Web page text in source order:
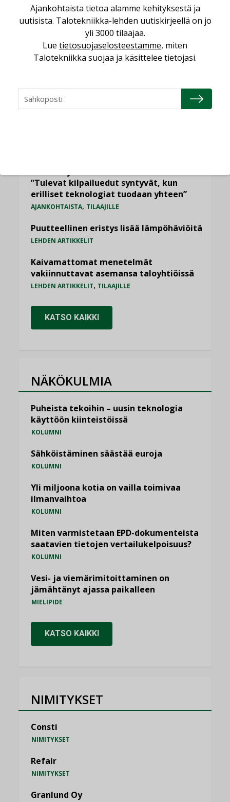
LUETUIMMAT UUTISET
Viikko Kuukausi
Jarno Hacklin Cervin yrityskaupasta:
”Tulevat kilpailuedut syntyvät, kun
erilliset teknologiat tuodaan yhteen”
AJANKOHTAISTA, TILAAJILLE
Puutteellinen eristys lisää lämpöhäviöitä
LEHDEN ARTIKKELIT
Kaivamattomat menetelmät
vakiinnuttavat asemansa taloyhtiöissä
LEHDEN ARTIKKELIT, TILAAJILLE
KATSO KAIKKI
NÄKÖKULMIA
Puheista tekoihin – uusin teknologia
käyttöön kiinteistöissä
KOLUMNI
Sähköistäminen säästää euroja
KOLUMNI
Yli miljoona kotia on vailla toimivaa
ilmanvaihtoa
KOLUMNI
Miten varmistetaan EPD-dokumenteista
saatavien tietojen vertailukelpoisuus?
KOLUMNI
Vesi- ja viemärimitoittaminen on
jämähtänyt ajassa paikalleen
MIELIPIDE
KATSO KAIKKI
NIMITYKSET
Consti
NIMITYKSET
Refair
NIMITYKSET
Granlund Oy
Ajankohtaista tietoa alamme kehityksestä ja
uutisista. Talotekniikka-lehden uutiskirjeellä on jo
yli 3000 tilaajaa.
Lue tietosuojaselosteestamme, miten
Talotekniikka suojaa ja käsittelee tietojasi.